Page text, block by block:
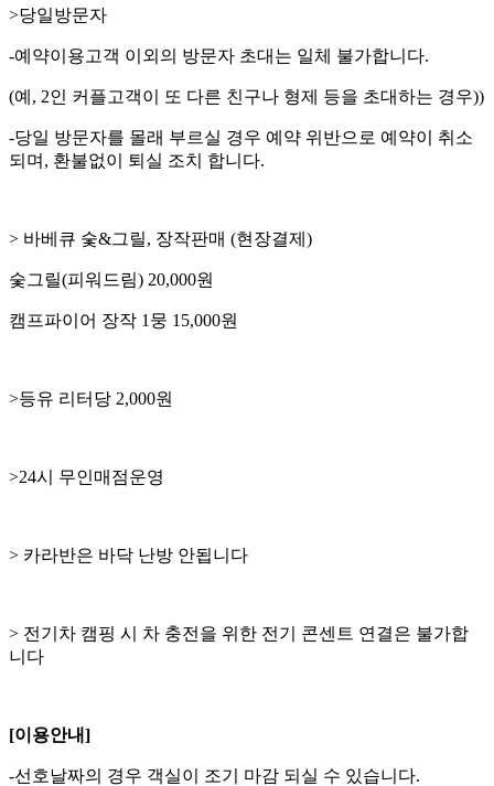
>당일방문자
-예약이용고객 이외의 방문자 초대는 일체 불가합니다.
(예, 2인 커플고객이 또 다른 친구나 형제 등을 초대하는 경우))
-당일 방문자를 몰래 부르실 경우 예약 위반으로 예약이 취소
되며, 환불없이 퇴실 조치 합니다.
> 바베큐 숯&그릴, 장작판매 (현장결제)
숯그릴(피워드림) 20,000원
캠프파이어 장작 1뭉 15,000원
>등유 리터당 2,000원
>24시 무인매점운영
> 카라반은 바닥 난방 안됩니다
> 전기차 캠핑 시 차 충전을 위한 전기 콘센트 연결은 불가합
니다
[이용안내]
-선호날짜의 경우 객실이 조기 마감 되실 수 있습니다.